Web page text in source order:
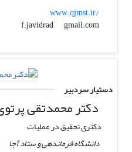
www.qjmst.ir/
f.javidrad
gmail.com
دستیار سردبیر
دکتر محمدتقی
دکتری تحقیق در عملیات
دانشگاه فرماندهی و ستاد آجا